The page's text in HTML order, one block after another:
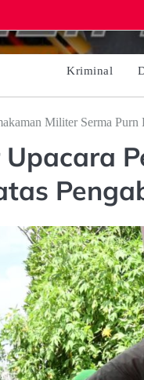
Kriminal
Militer Serma Purn